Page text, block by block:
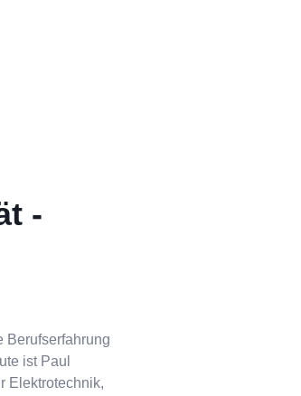
-
Berufserfahrung
ist Paul
Elektrotechnik,